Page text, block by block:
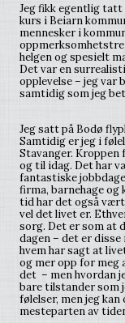
Jeg fikk egentlig tatt
kurs i Beiarn
mennesker i
helgen og spesielt
Det var en
opplevelse – jeg var
samtidig som jeg
Jeg satt på Bodø
Samtidig er jeg i
Stavanger. Kroppen
og til idag. Det har
fantastiske
firma, barnehage
tid har det også
vel det livet er.
sorg. Det er som at
dagen – det er
hvem har sagt at
og mer opp for meg
det – men hvordan
bare tilstander som
følelser, men jeg
mesteparten av